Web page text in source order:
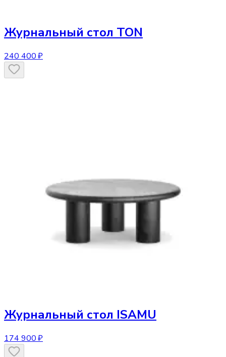
Журнальный стол TON
240 400 ₽
Журнальный стол ISAMU
174 900 ₽